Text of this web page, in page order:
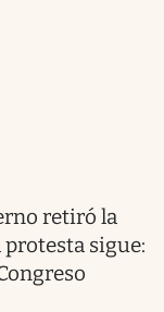
retiró la
protesta sigue: